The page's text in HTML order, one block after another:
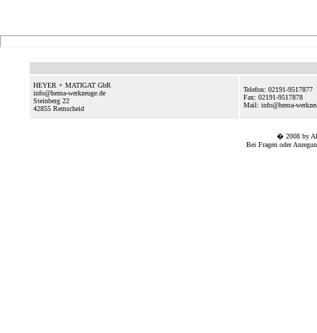
HEYER + MATIGAT GbR
info@hema-werkzeuge.de
Steinberg 22
42855 Remscheid
Telefon: 02191-9517877
Fax: 02191-9517878
Mail: info@hema-
� 2008 by
Bei Fragen oder